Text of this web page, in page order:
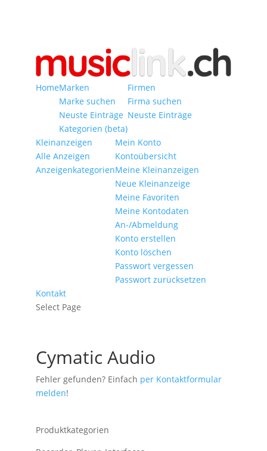
HomeMarken
Marke suchen
Neuste Einträge
Kategorien (beta)
Firmen
Firma suchen
Neuste Einträge
Kleinanzeigen
Alle Anzeigen
Anzeigen­kategorien
Mein Konto
Kontoübersicht
Meine Kleinanzeigen
Neue Kleinanzeige
Meine Favoriten
Meine Kontodaten
An-/Abmeldung
Konto erstellen
Konto löschen
Passwort vergessen
Passwort zurücksetzen
Kontakt
Select Page
Cymatic Audio
Fehler gefunden? Einfach per Kontaktformular
melden!
Produktkategorien